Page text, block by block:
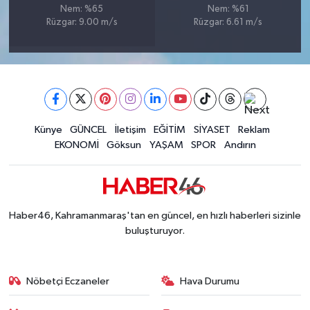
Nem: %65
Rüzgar: 9.00 m/s
Nem: %61
Rüzgar: 6.61 m/s
Künye GÜNCEL İletişim EĞİTİM SİYASET
Reklam
EKONOMİ
Göksun YAŞAM SPOR Andırın
Haber46, Kahramanmaraş'tan en güncel, en hızlı haberleri sizinle
buluşturuyor.
Nöbetçi Eczaneler Hava Durumu
BİLİM TEKNOLOJİ
YARIŞMALAR
TANITIM